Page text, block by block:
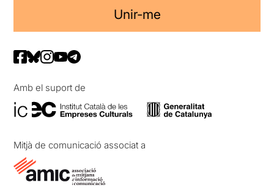
Unir-me
Amb el suport de
Mitjà de comunicació associat a